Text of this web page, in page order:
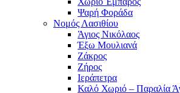
Ψαρή Φοράδα
Νομός Λασιθίου
Άγιος Νικόλαος
Έξω Μουλιανά
Ζάκρος
Ζήρος
Ιεράπετρα
Καλό Χωριό – Παραλία